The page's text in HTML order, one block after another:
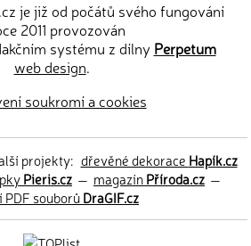
je již od počátů svého fungování
2011 provozován
systému z dílny Perpetum
web design.
soukromí a cookies
projekty: dřevěné dekorace Hapík.cz
Pieris.cz — magazínPříroda.cz —
PDF souborůDraGIF.cz